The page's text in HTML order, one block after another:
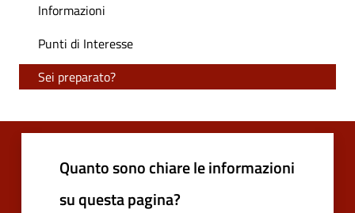
Informazioni
Punti di Interesse
Sei preparato?
Quanto sono chiare le informazioni
su questa pagina?